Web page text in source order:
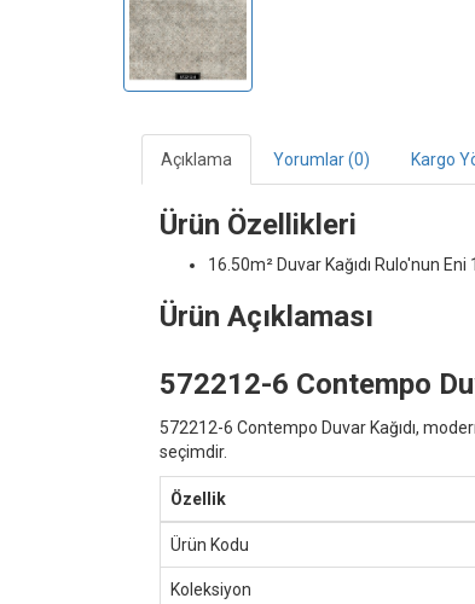
Açıklama Yorumlar (0) Kargo
Ürün Özellikleri
16.50m² Duvar Kağıdı Rulo'nun
Ürün Açıklaması
572212-6 Contempo
572212-6 Contempo Duvar Kağıdı,
seçimdir.
Özellik
Ürün Kodu
Koleksiyon